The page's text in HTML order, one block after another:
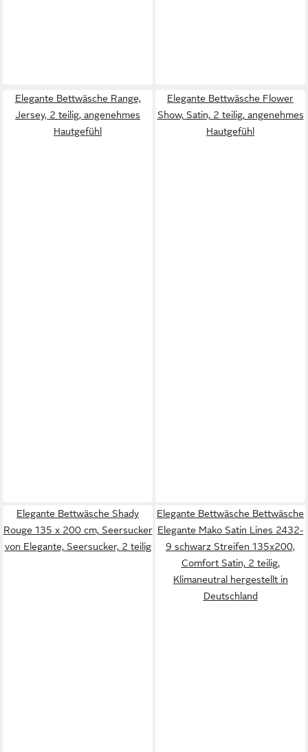
Elegante Bettwäsche Range,
Jersey, 2 teilig, angenehmes
Hautgefühl
Elegante Bettwäsche Flower
Show, Satin, 2 teilig, angenehmes
Hautgefühl
Elegante Bettwäsche Shady
Rouge 135 x 200 cm, Seersucker
von Elegante, Seersucker, 2 teilig
Elegante Bettwäsche Bettwäsche
Elegante Mako Satin Lines 2432-
9 schwarz Streifen 135x200,
Comfort Satin, 2 teilig,
Klimaneutral hergestellt in
Deutschland